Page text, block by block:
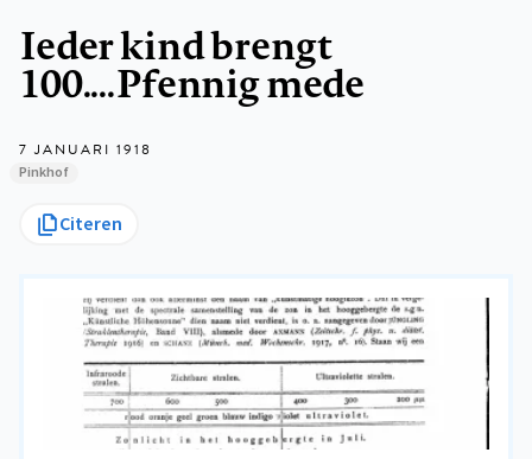
Ieder kind brengt
100....Pfennig mede
7 JANUARI 1918
Pinkhof
Citeren